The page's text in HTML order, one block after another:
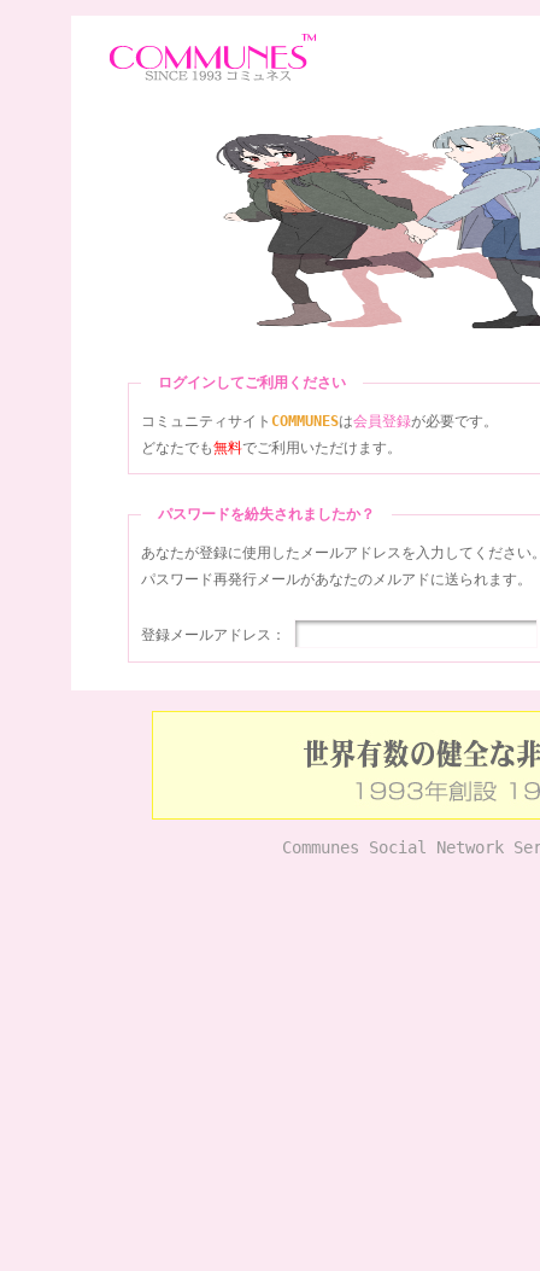
ログインしてご利用ください
コミュニティサイト COMMUNESは会員登録が必要です。
どなたでも無料でご利用いただけます。
パスワードを紛失されましたか？
あなたが登録に使用したメールアドレスを入力してください
パスワード再発行メールがあなたのメルアドに送られます。
登録メールアドレス：
Communes Social Network